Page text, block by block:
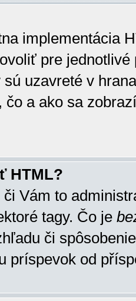
implementácia
pre
uzavreté v
čo a ako sa
HTML?
Vám to
tagy. Čo je
či
príspevok od